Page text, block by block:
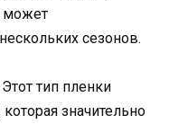
может
сезонов.
Этот тип пленки
значительно